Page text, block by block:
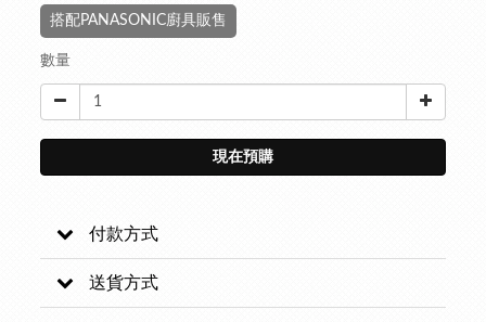
搭配PANASONIC廚具販售
數量
現在預購
付款方式
送貨方式